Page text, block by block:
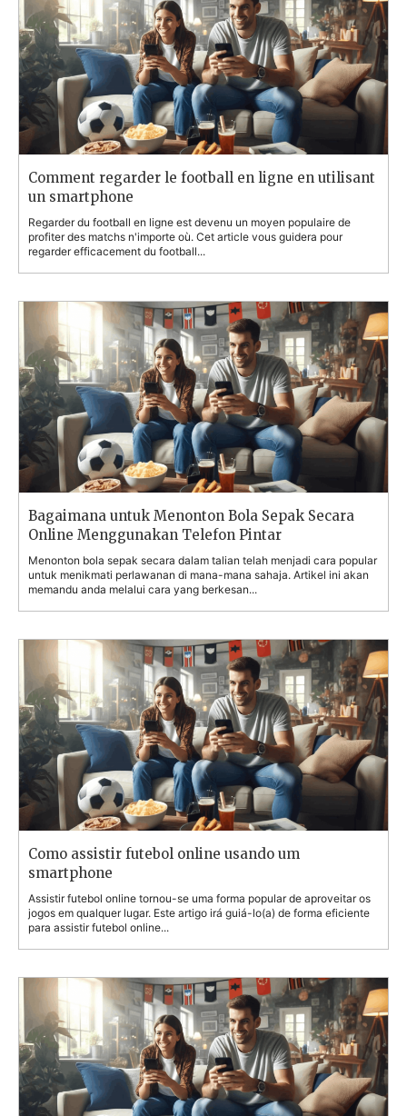
Comment regarder le football en ligne en utilisant
un smartphone
Regarder du football en ligne est devenu un moyen populaire de
profiter des matchs n'importe où. Cet article vous guidera pour
regarder efficacement du football...
Bagaimana untuk Menonton Bola Sepak Secara
Online Menggunakan Telefon Pintar
Menonton bola sepak secara dalam talian telah menjadi cara popular
untuk menikmati perlawanan di mana-mana sahaja. Artikel ini akan
memandu anda melalui cara yang berkesan...
Como assistir futebol online usando um
smartphone
Assistir futebol online tornou-se uma forma popular de aproveitar os
jogos em qualquer lugar. Este artigo irá guiá-lo(a) de forma eficiente
para assistir futebol online...